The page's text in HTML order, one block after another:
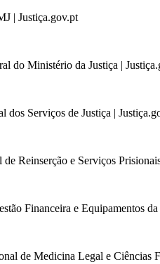
| Justiça.gov.pt
do Ministério da Justiça |
dos Serviços de Justiça |
Reinserção e Serviços
Financeira e Equipamentos
de Medicina Legal e Ciências